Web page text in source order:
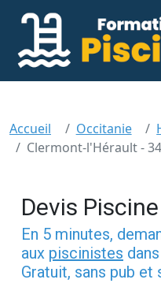
Accueil Occitanie
Clermont-l'Hérault -
Devis Piscine
En 5 minutes,
aux piscinistes
Gratuit, sans pub et